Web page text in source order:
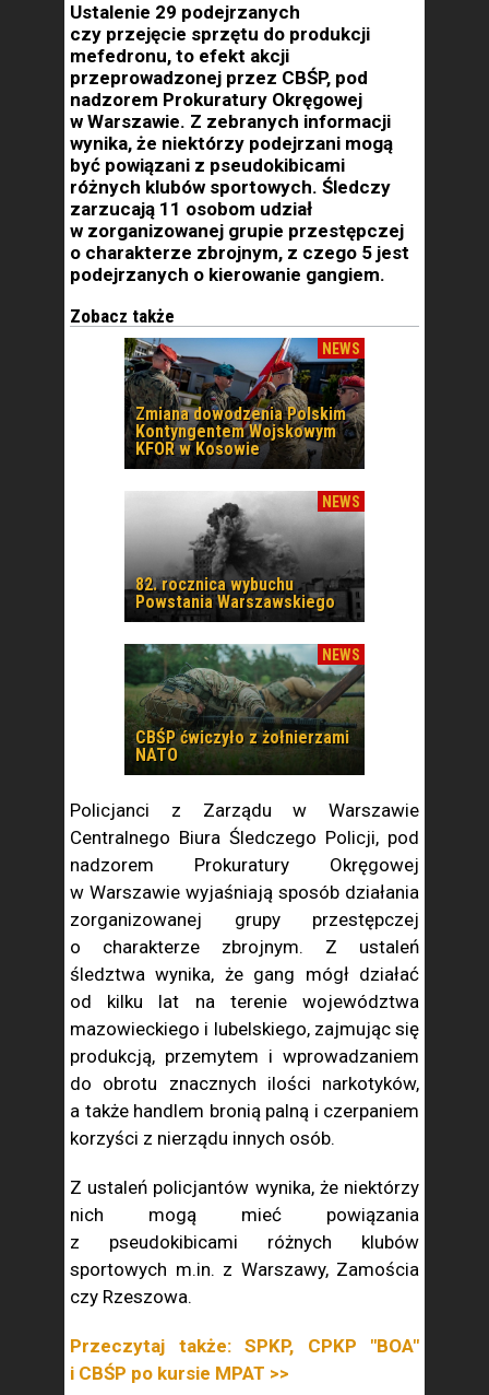
Ustalenie 29 podejrzanych
czy przejęcie sprzętu do produkcji
mefedronu, to efekt akcji
przeprowadzonej przez CBŚP, pod
nadzorem Prokuratury Okręgowej
w Warszawie. Z zebranych informacji
wynika, że niektórzy podejrzani mogą
być powiązani z pseudokibicami
różnych klubów sportowych. Śledczy
zarzucają 11 osobom udział
w zorganizowanej grupie przestępczej
o charakterze zbrojnym, z czego 5 jest
podejrzanych o kierowanie gangiem.
Zobacz także
NEWS
Zmiana dowodzenia Polskim
Kontyngentem Wojskowym
KFOR w Kosowie
NEWS
82. rocznica wybuchu
Powstania Warszawskiego
NEWS
CBŚP ćwiczyło z żołnierzami
NATO
Policjanci z Zarządu w Warszawie
Centralnego Biura Śledczego Policji, pod
nadzorem Prokuratury Okręgowej
w Warszawie wyjaśniają sposób działania
zorganizowanej grupy przestępczej
o charakterze zbrojnym. Z ustaleń
śledztwa wynika, że gang mógł działać
od kilku lat na terenie województwa
mazowieckiego i lubelskiego, zajmując się
produkcją, przemytem i wprowadzaniem
do obrotu znacznych ilości narkotyków,
a także handlem bronią palną i czerpaniem
korzyści z nierządu innych osób.
Z ustaleń policjantów wynika, że niektórzy
nich mogą mieć powiązania
z pseudokibicami różnych klubów
sportowych m.in. z Warszawy, Zamościa
czy Rzeszowa.
Przeczytaj także: SPKP, CPKP "BOA"
i CBŚP po kursie MPAT >>